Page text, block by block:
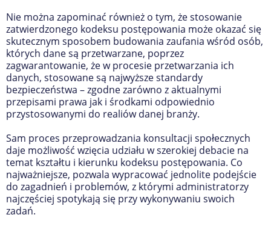
Nie można zapominać również o tym, że stosowanie
zatwierdzonego kodeksu postępowania może okazać się
skutecznym sposobem budowania zaufania wśród osób,
których dane są przetwarzane, poprzez
zagwarantowanie, że w procesie przetwarzania ich
danych, stosowane są najwyższe standardy
bezpieczeństwa – zgodne zarówno z aktualnymi
przepisami prawa jak i środkami odpowiednio
przystosowanymi do realiów danej branży.
Sam proces przeprowadzania konsultacji społecznych
daje możliwość wzięcia udziału w szerokiej debacie na
temat kształtu i kierunku kodeksu postępowania. Co
najważniejsze, pozwala wypracować jednolite podejście
do zagadnień i problemów, z którymi administratorzy
najczęściej spotykają się przy wykonywaniu swoich
zadań.